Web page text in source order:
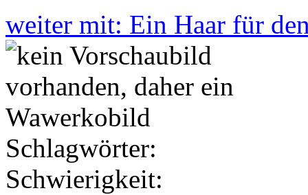
weiter mit: Ein Haar für
Schlagwörter:
Schwierigkeit: